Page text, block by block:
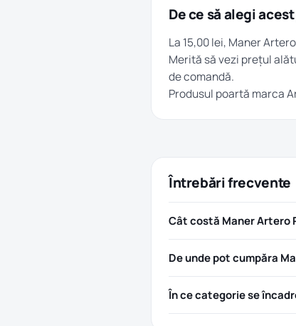
De ce să alegi
La 15,00 lei, Maner
Merită să vezi prețul
de comandă.
Produsul poartă marca
Întrebări frecvente
Cât costă Maner Artero
De unde pot cumpăra
În ce categorie se